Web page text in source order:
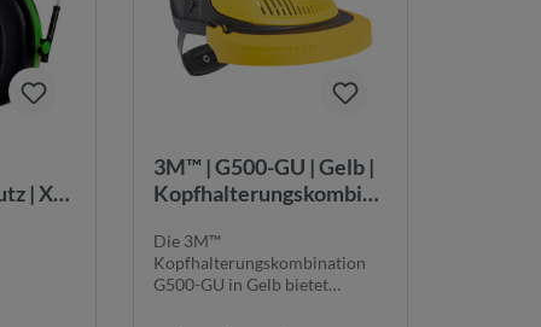
| X-
3M™ | G500-GU | Gelb |
Kopfhalterungskombina
Die 3M™
Kopfhalterungskombination
G500-GU in Gelb bietet